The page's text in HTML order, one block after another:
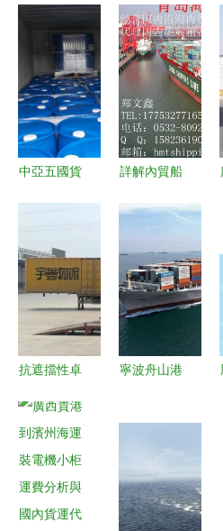
中亞五國貨
代理的全景
解析
詳解內貿船
輸的核心價
值
抗遮擋性卓
鉑科技定位
產品在物流
集團實測中
脫穎而出
寧波舟山港
理清關與運
輸一站式服
務解析